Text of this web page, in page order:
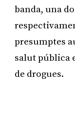
banda, una
presumptes
salut pública
de drogues.